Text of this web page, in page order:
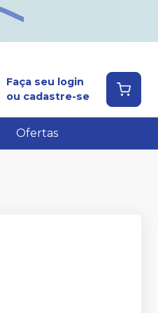
Faça seu login
ou cadastre-se
Ofertas